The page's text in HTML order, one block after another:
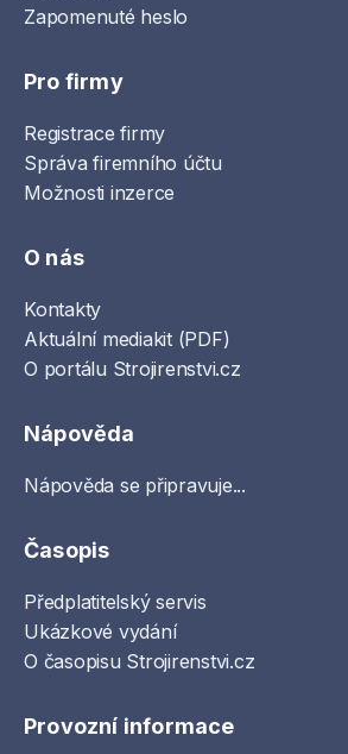
Zapomenuté heslo
Pro firmy
Registrace firmy
Správa firemního účtu
Možnosti inzerce
O nás
Kontakty
Aktuální mediakit (PDF)
O portálu Strojirenstvi.cz
Nápověda
Nápověda se připravuje...
Časopis
Předplatitelský servis
Ukázkové vydání
O časopisu Strojirenstvi.cz
Provozní informace